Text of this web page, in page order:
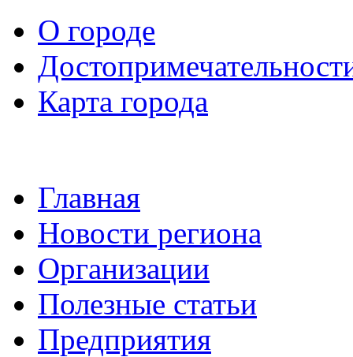
О городе
Карта города
Главная
Новости региона
Организации
Полезные статьи
Предприятия